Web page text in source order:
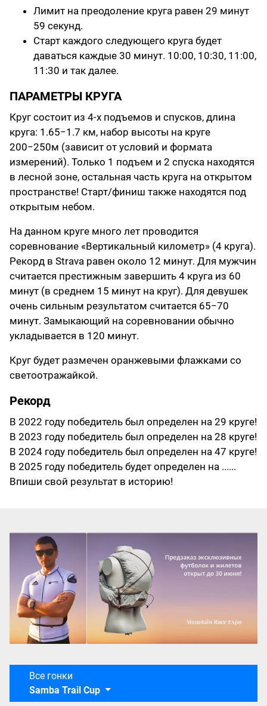
Лимит на преодоление круга равен 29 минут
59 секунд.
Старт каждого следующего круга будет
даваться каждые 30 минут. 10:00, 10:30, 11:00,
11:30 и так далее.
ПАРАМЕТРЫ КРУГА
Круг состоит из 4-х подъемов и спусков, длина
круга: 1.65−1.7 км, набор высоты на круге
200−250м (зависит от условий и формата
измерений). Только 1 подъем и 2 спуска находятся
в лесной зоне, остальная часть круга на открытом
пространстве! Старт/финиш также находятся под
открытым небом.
На данном круге много лет проводится
соревнование «Вертикальный километр» (4 круга).
Рекорд в Strava равен около 12 минут. Для мужчин
считается престижным завершить 4 круга из 60
минут (в среднем 15 минут на круг). Для девушек
очень сильным результатом считается 65−70
минут. Замыкающий на соревновании обычно
укладывается в 120 минут.
Круг будет размечен оранжевыми флажками со
светоотражайкой.
Рекорд
В 2022 году победитель был определен на 29 круге!
В 2023 году победитель был определен на 28 круге!
В 2024 году победитель был определен на 47 круге!
В 2025 году победитель будет определен на ......
Впиши свой результат в историю!
Все гонки
Samba Trail Cup